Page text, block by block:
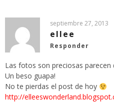
septiembre 27, 2013
ellee
Responder
Las fotos son preciosas parecen
Un beso guapa!
No te pierdas el post de hoy
http://